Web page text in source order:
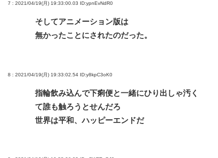
7 : 2021/04/19(月) 19:33:00.03 ID:ypnEvNdR0
そしてアニメーション版は
無かったことにされたのだった。
8 : 2021/04/19(月) 19:33:02.54 ID:y8kpC3oK0
指輪飲み込んで下痢便と一緒にひり出しゃ汚く
て誰も触ろうとせんだろ
世界は平和、ハッピーエンドだ